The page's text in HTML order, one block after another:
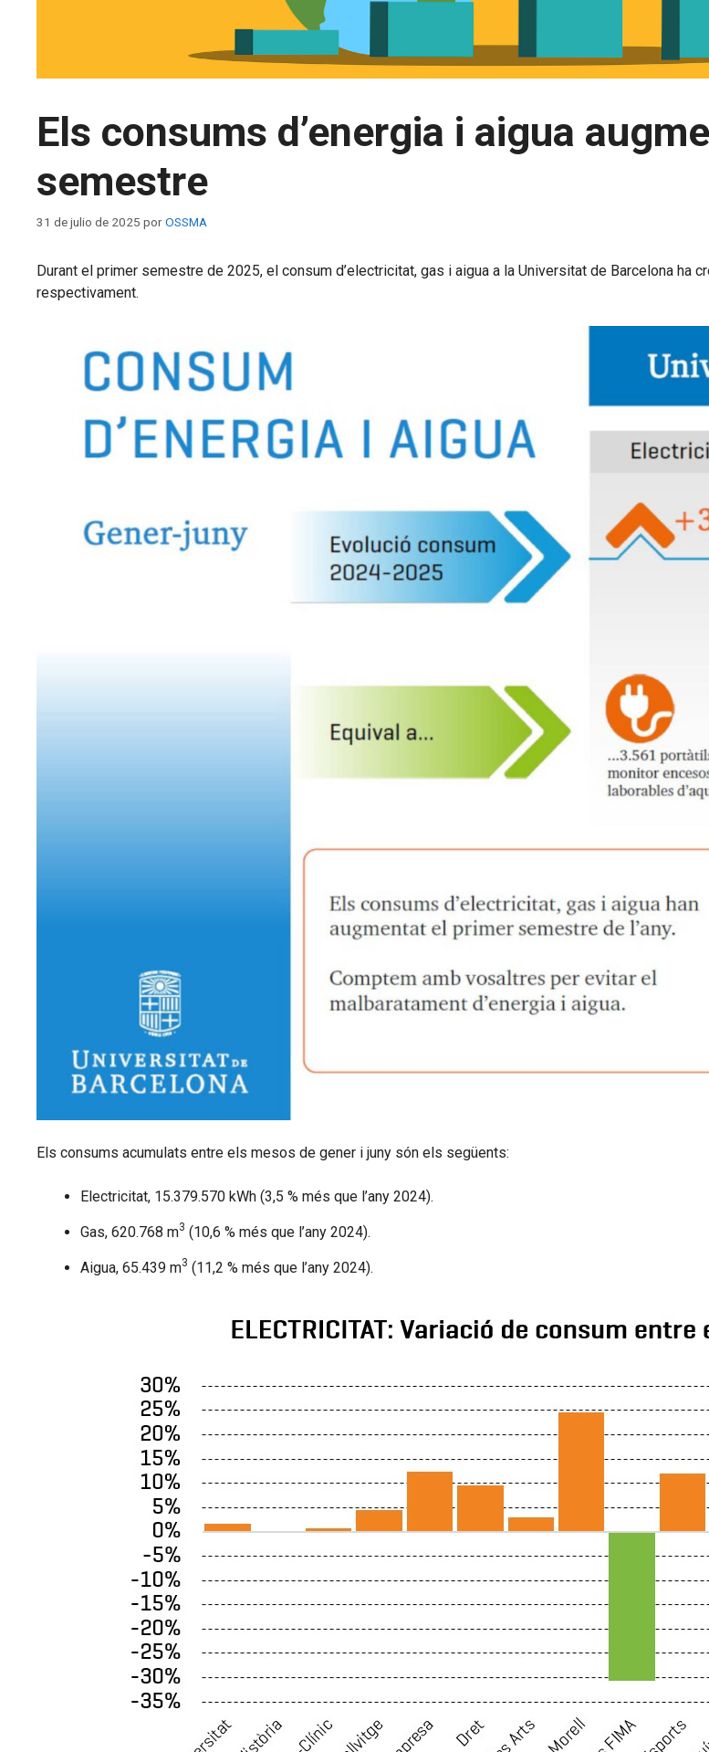
Els consums d’energia i aigua
semestre
31 de julio de 2025 porOSSMA
Durant el primer semestre de 2025, el consum d’electricitat, gas i aigua a la Universitat de Barcelona ha
respectivament.
Els consums acumulats entre els mesos de gener i juny són els següents:
Electricitat, 15.379.570 kWh (3,5 % més que l’any 2024).
Gas, 620.768 m3 (10,6 % més que l’any 2024).
Aigua, 65.439 m3 (11,2 % més que l’any 2024).